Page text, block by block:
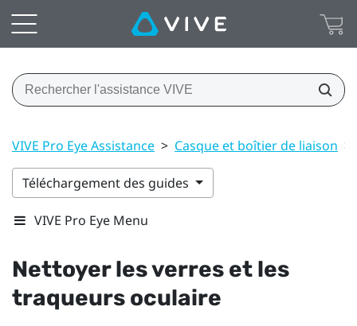
VIVE Pro Eye Assistance > Casque et boîtier de liaison >
Téléchargement des guides
VIVE Pro Eye Menu
Nettoyer les verres et les
traqueurs oculaire